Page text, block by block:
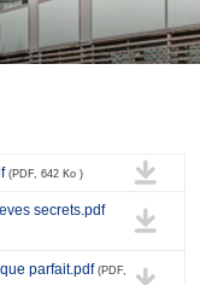
(PDF, 642 Ko )
secrets.pdf
parfait.pdf (PDF,